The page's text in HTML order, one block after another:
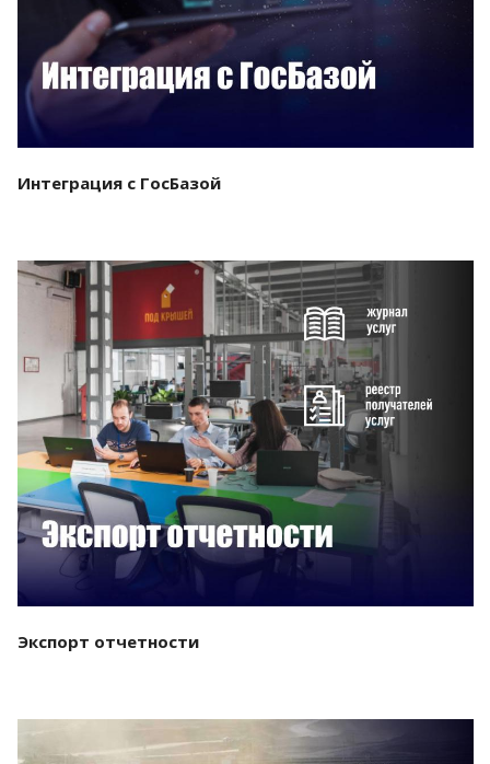
Интеграция с ГосБазой
Смотреть проект
Экспорт отчетности